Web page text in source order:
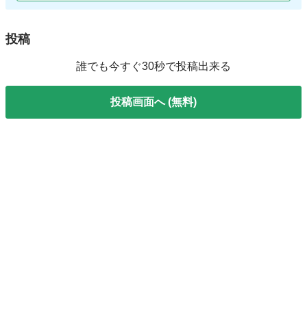
投稿
誰でも今すぐ30秒で投稿出来る
投稿画面へ (無料)